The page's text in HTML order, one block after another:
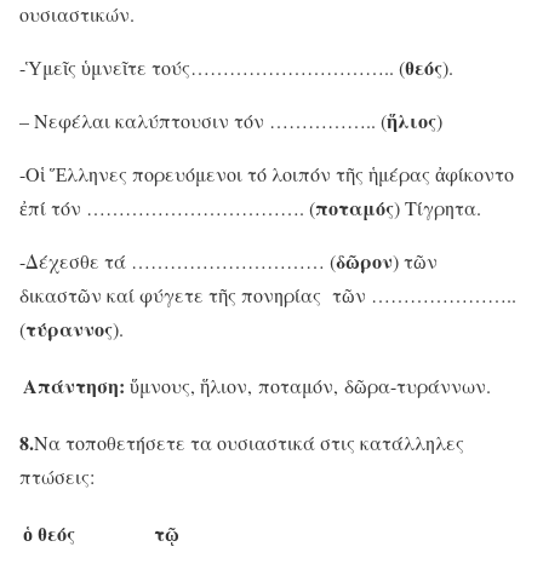
ουσιαστικών.
-Ὑμεῖς ὑμνεῖτε τούς………………………….. (θεός).
– Νεφέλαι καλύπτουσιν τόν …………….. (ἥλιος)
-Οἱ Ἕλληνες πορευόμενοι τό λοιπόν τῆς ἡμέρας ἀφίκοντο
ἐπί τόν ……………………………. (ποταμός) Τίγρητα.
-Δέχεσθε τά ………………………… (δῶρον) τῶν
δικαστῶν καί φύγετε τῆς πονηρίας τῶν …………………..
(τύραννος).
Απάντηση: ὕμνους, ἥλιον, ποταμόν, δῶρα-τυράννων.
8.Να τοποθετήσετε τα ουσιαστικά στις κατάλληλες
πτώσεις:
ὁ θεός τῷ